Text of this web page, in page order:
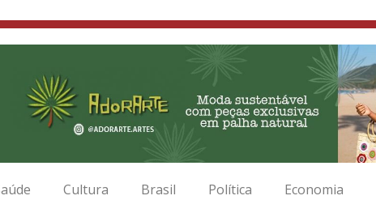
Cultura Brasil Política Economia